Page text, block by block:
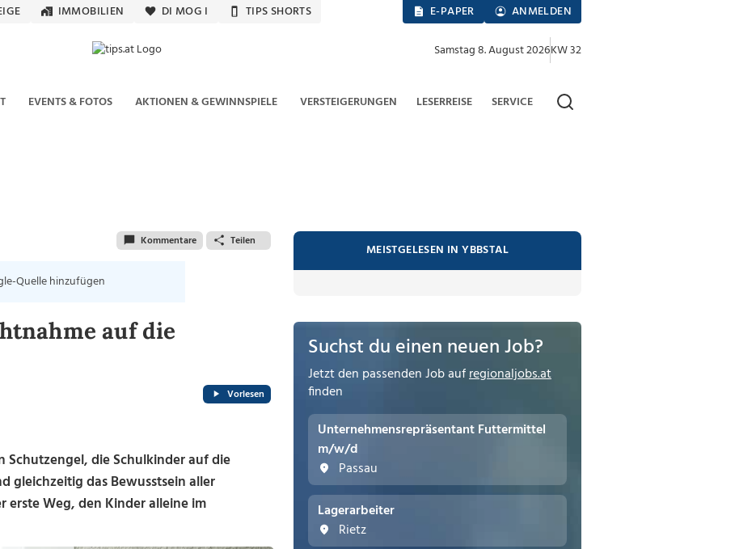
IMMOBILIEN DI MOG I TIPS SHORTS E-PAPER ANMELDEN
Samstag 8. August 2026KW 32
EVENTS & FOTOS AKTIONEN & GEWINNSPIELE VERSTEIGERUNGEN LESERREISE SERVICE
Kommentare Teilen
Quelle hinzufügen
auf die
Vorlesen
Schutzengel, die Schulkinder auf die
gleichzeitig das Bewusstsein aller
erste Weg, den Kinder alleine im
MEISTGELESEN IN YBBSTAL
Suchst du einen neuen Job?
Jetzt den passenden Job aufregionaljobs.at
finden
Unternehmensrepräsentant Futtermittel
m/w/d
Passau
Lagerarbeiter
Rietz